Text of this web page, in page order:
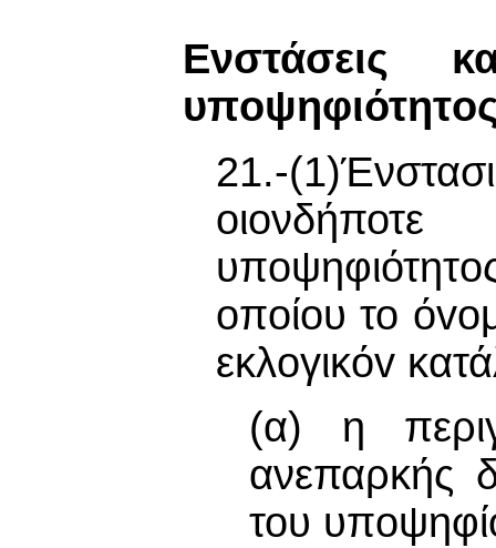
Ενστάσεις
21.-
oπoίoυ το
εκλoγικόv
(α) η
ανεπαρκής
του